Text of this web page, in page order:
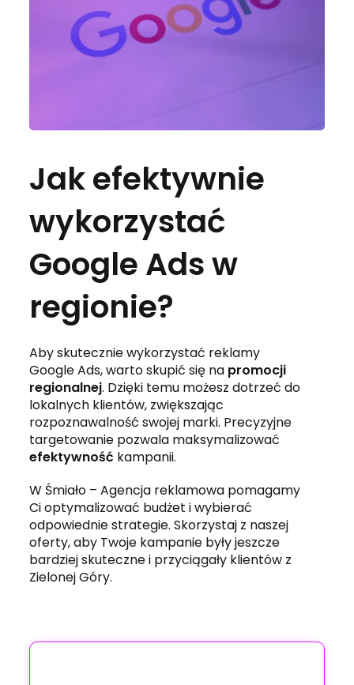
Jak efektywnie
wykorzystać
Google Ads w
regionie?
Aby skutecznie wykorzystać reklamy
Google Ads, warto skupić się na promocji
regionalnej. Dzięki temu możesz dotrzeć do
lokalnych klientów, zwiększając
rozpoznawalność swojej marki. Precyzyjne
targetowanie pozwala maksymalizować
efektywność kampanii.
W Śmiało – Agencja reklamowa pomagamy
Ci optymalizować budżet i wybierać
odpowiednie strategie. Skorzystaj z naszej
oferty, aby Twoje kampanie były jeszcze
bardziej skuteczne i przyciągały klientów z
Zielonej Góry.